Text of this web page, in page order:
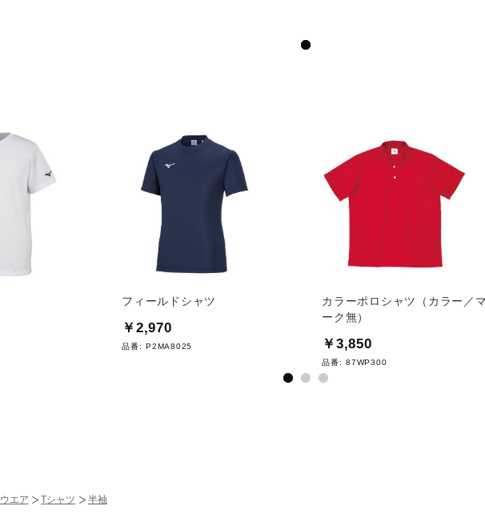
フィールドシャツ
￥2,970
品番: P2MA8025
カラーポロシャツ（カラー／
ーク無）
￥3,850
品番: 87WP300
ウエア Tシャツ 半袖